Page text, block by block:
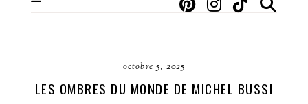
octobre 5, 2025
LES OMBRES DU MONDE DE MICHEL BUSSI